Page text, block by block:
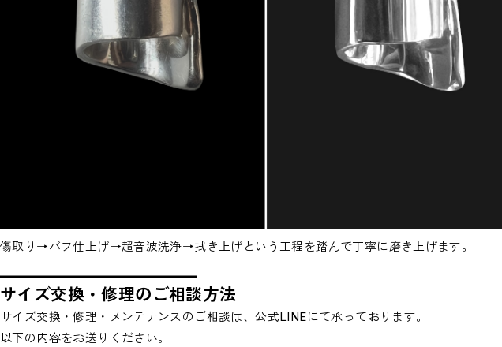
傷取り→バフ仕上げ→超音波洗浄→拭き上げという工程を踏んで丁寧に磨き上げます。
_________________________
サイズ交換・修理のご相談方法
サイズ交換・修理・メンテナンスのご相談は、公式LINEにて承っております。
以下の内容をお送りください。